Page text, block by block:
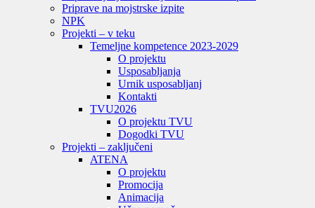
Priprave na mojstrske izpite
NPK
Projekti – v teku
Temeljne kompetence 2023-2029
O projektu
Usposabljanja
Urnik usposabljanj
Kontakti
TVU2026
O projektu TVU
Dogodki TVU
Projekti – zaključeni
ATENA
O projektu
Promocija
Animacija